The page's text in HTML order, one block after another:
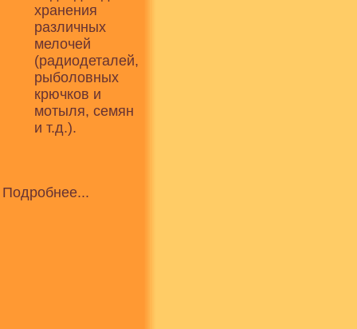
хранения
различных
мелочей
(радиодеталей,
рыболовных
крючков и
мотыля, семян
и т.д.).
Подробнее...